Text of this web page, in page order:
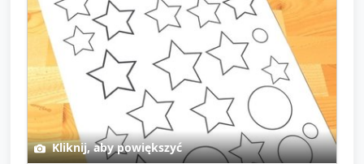
Kliknij, aby powiększyć